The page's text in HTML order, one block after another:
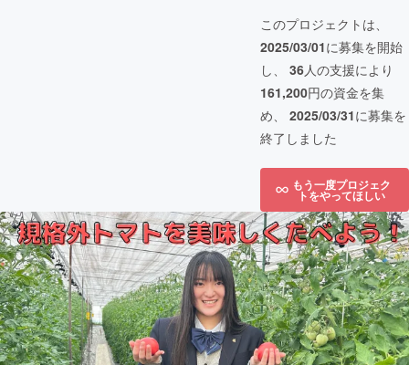
このプロジェクトは、
2025/03/01に募集を開始
し、 36人の支援により
161,200円の資金を集
め、 2025/03/31に募集を
終了しました
もう一度プロジェク
トをやってほしい